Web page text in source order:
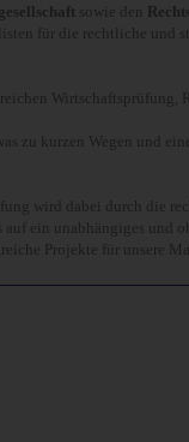
sowie den
für die rechtliche und
Wirtschaftsprüfung,
zu kurzen Wegen und
wird dabei durch die
ein unabhängiges und
Projekte für unsere